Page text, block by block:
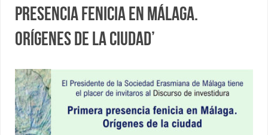
presencia fenicia en Málaga.
Orígenes de la ciudad’